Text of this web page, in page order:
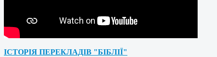
ІСТОРІЯ ПЕРЕКЛАДІВ "БІБЛІЇ"